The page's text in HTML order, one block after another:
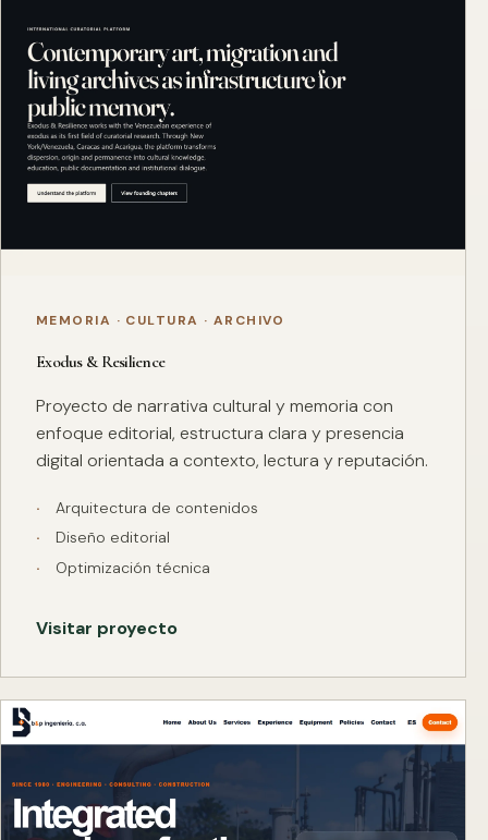
MEMORIA · CULTURA · ARCHIVO
Exodus & Resilience
Proyecto de narrativa cultural y memoria con
enfoque editorial, estructura clara y presencia
digital orientada a contexto, lectura y reputación.
Arquitectura de contenidos
Diseño editorial
Optimización técnica
Visitar proyecto